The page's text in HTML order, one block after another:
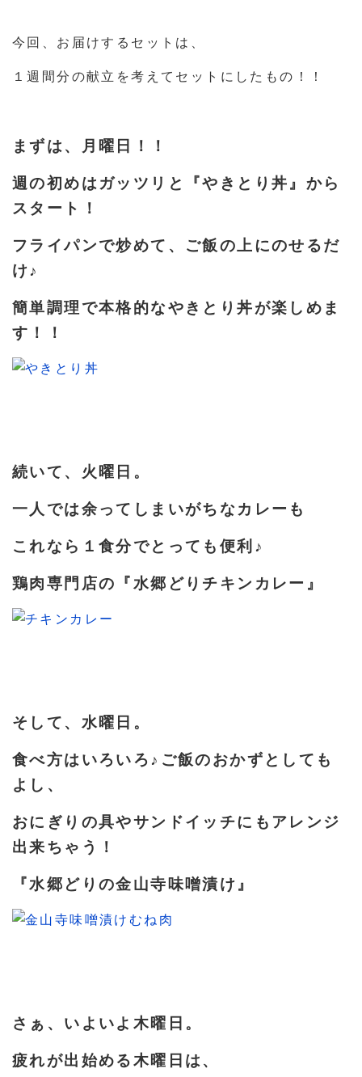
今回、お届けするセットは、
１週間分の献立を考えてセットにしたもの！！
まずは、月曜日！！
週の初めはガッツリと『やきとり丼』から
スタート！
フライパンで炒めて、ご飯の上にのせるだ
け♪
簡単調理で本格的なやきとり丼が楽しめま
す！！
続いて、火曜日。
一人では余ってしまいがちなカレーも
これなら１食分でとっても便利♪
鶏肉専門店の『水郷どりチキンカレー』
そして、水曜日。
食べ方はいろいろ♪ご飯のおかずとしても
よし、
おにぎりの具やサンドイッチにもアレンジ
出来ちゃう！
『水郷どりの金山寺味噌漬け』
さぁ、いよいよ木曜日。
疲れが出始める木曜日は、